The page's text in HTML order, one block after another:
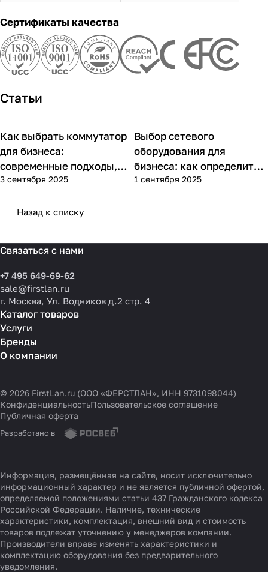
Сертификаты качества
Статьи
Советы покупателям
Как выбрать коммутатор
для бизнеса:
современные подходы,
практика применения и
3 сентября 2025
Советы покупателям
Выбор сетевого
оборудования для
бизнеса: как определить
потребности компании и
1 сентября 2025
Назад к списку
Связаться с нами
+7 495 649-69-62
sale@firstlan.ru
г. Москва, Ул. Водников д.2 стр. 4
Каталог товаров
Услуги
Бренды
О компании
© 2026 FirstLan.ru (ООО «ФЕРСТЛАН», ИНН 9731098044)
КонфиденциальностьПользовательское соглашение
Публичная оферта
Разработано в
Информация, размещённая на сайте, носит исключительно
информационный характер и не является публичной офертой,
определяемой положениями статьи 437 Гражданского кодекса
Российской Федерации. Наличие, технические
характеристики, комплектация, внешний вид и стоимость
товаров подлежат уточнению у менеджеров компании.
Производители вправе изменять характеристики и
комплектацию оборудования без предварительного
уведомления.